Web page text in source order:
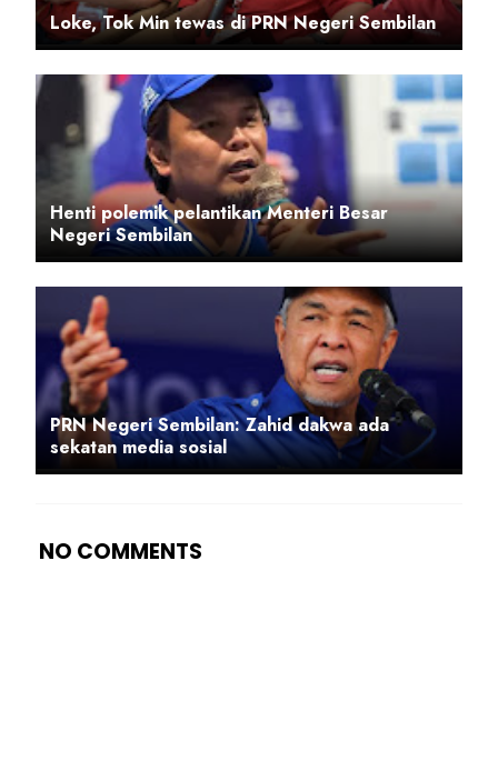
Loke, Tok Min tewas di PRN Negeri Sembilan
Henti polemik pelantikan Menteri Besar
Negeri Sembilan
PRN Negeri Sembilan: Zahid dakwa ada
sekatan media sosial
NO COMMENTS